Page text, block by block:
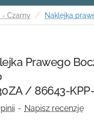
- Czarny Naklejka
Prawego
/ 86643-
- Napisz recenzję